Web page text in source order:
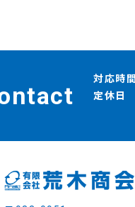
対応時間
定休日